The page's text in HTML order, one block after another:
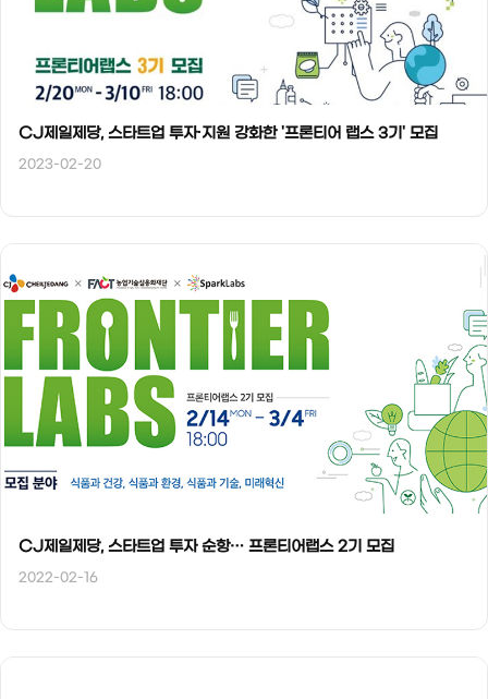
CJ제일제당, 스타트업 투자∙지원 강화한 '프론티어 랩스 3기' 모집
2023-02-20
CJ제일제당, 스타트업 투자 순항… 프론티어랩스 2기 모집
2022-02-16